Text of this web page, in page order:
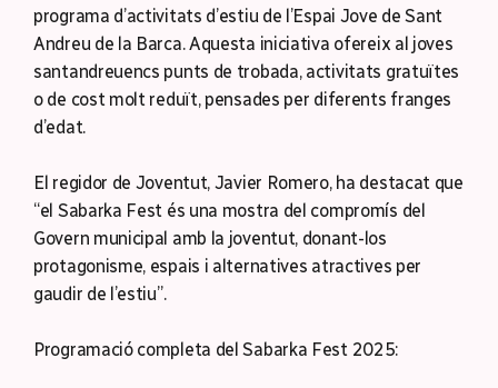
programa d’activitats d’estiu de l’Espai Jove de Sant
Andreu de la Barca. Aquesta iniciativa ofereix al joves
santandreuencs punts de trobada, activitats gratuïtes
o de cost molt reduït, pensades per diferents franges
d’edat.
El regidor de Joventut, Javier Romero, ha destacat que
“el Sabarka Fest és una mostra del compromís del
Govern municipal amb la joventut, donant-los
protagonisme, espais i alternatives atractives per
gaudir de l’estiu”.
Programació completa del Sabarka Fest 2025: